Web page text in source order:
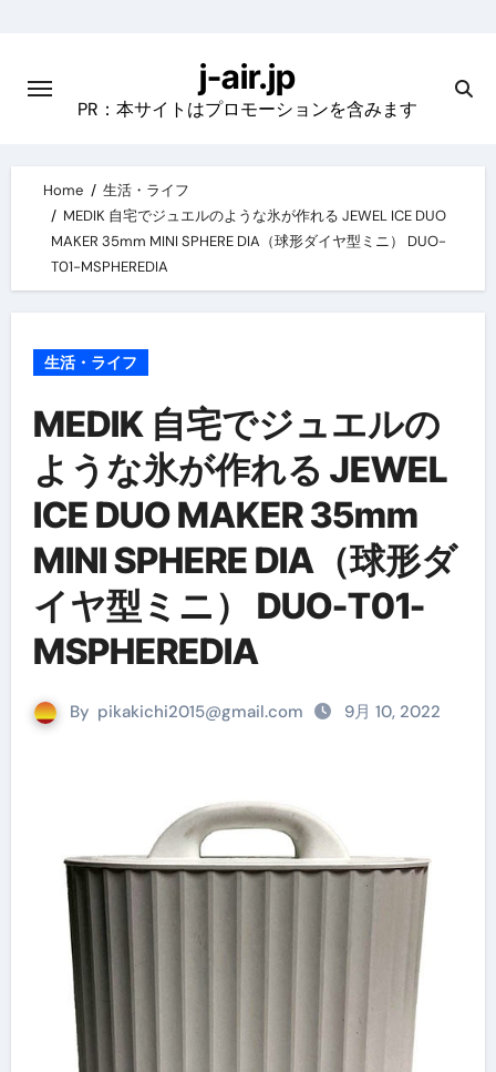
content
j-air.jp
PR：本サイトはプロモーションを含みます
Home
生活・ライフ
MEDIK 自宅でジュエルのような氷が作れる JEWEL ICE DUO
MAKER 35mm MINI SPHERE DIA（球形ダイヤ型ミニ） DUO-
T01-MSPHEREDIA
生活・ライフ
MEDIK 自宅でジュエルの
ような氷が作れる JEWEL
ICE DUO MAKER 35mm
MINI SPHERE DIA（球形ダ
イヤ型ミニ） DUO-T01-
MSPHEREDIA
By pikakichi2015@gmail.com 9月 10, 2022